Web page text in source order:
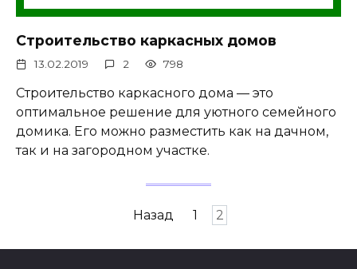
Строительство каркасных домов
13.02.2019 2 798
Строительство каркасного дома — это
оптимальное решение для уютного семейного
домика. Его можно разместить как на дачном,
так и на загородном участке.
Назад 1 2